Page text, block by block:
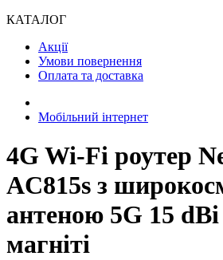
КАТАЛОГ
Акції
Умови повернення
Оплата та доставка
Мобільний інтернет
4G Wi-Fi роутер
AC815s з
антеною 5G 15
магніті